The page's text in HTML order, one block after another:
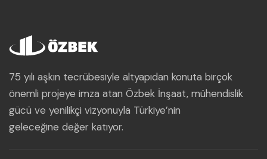
75 yılı aşkın tecrübesiyle altyapıdan konuta birçok
önemli projeye imza atan Özbek İnşaat, mühendislik
gücü ve yenilikçi vizyonuyla Türkiye’nin
geleceğine değer katıyor.